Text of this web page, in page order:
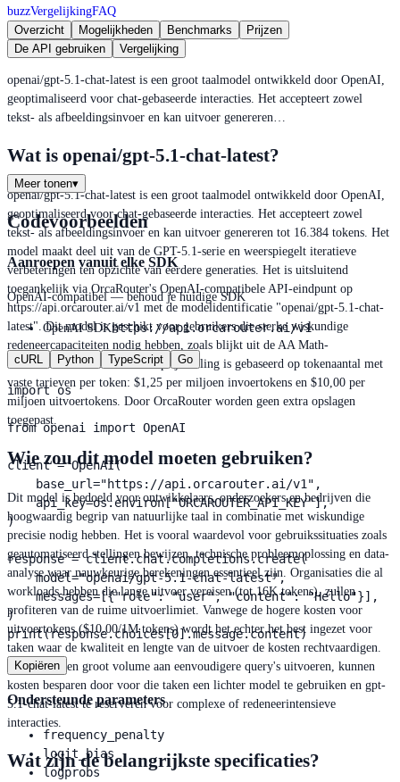
buzzVergelijkingFAQ
Overzicht
Mogelijkheden Benchmarks
Prijzen
De API gebruiken
Vergelijking
openai/gpt-5.1-chat-latest is een groot taalmodel ontwikkeld door OpenAI,
geoptimaliseerd voor chat-gebaseerde interacties. Het accepteert zowel
tekst- als afbeeldingsinvoer en kan uitvoer genereren…
Wat is openai/gpt-5.1-chat-latest?
openai/gpt-5.1-chat-latest is een groot taalmodel ontwikkeld door OpenAI,
geoptimaliseerd voor chat-gebaseerde interacties. Het accepteert zowel
tekst- als afbeeldingsinvoer en kan uitvoer genereren tot 16.384 tokens. Het
model maakt deel uit van de GPT-5.1-serie en weerspiegelt iteratieve
verbeteringen ten opzichte van eerdere generaties. Het is uitsluitend
toegankelijk via OrcaRouter's OpenAI-compatibele API-eindpunt op
https://api.orcarouter.ai/v1 met de modelidentificatie "openai/gpt-5.1-chat-
latest". Dit model is geschikt voor gebruikers die sterke wiskundige
redeneercapaciteiten nodig hebben, zoals blijkt uit de AA Math-
benchmarkscore van 94.0. De prijsstelling is gebaseerd op tokenaantal met
vaste tarieven per token: $1,25 per miljoen invoertokens en $10,00 per
miljoen uitvoertokens. Door OrcaRouter worden geen extra opslagen
toegepast.
Wie zou dit model moeten gebruiken?
Dit model is bedoeld voor ontwikkelaars, onderzoekers en bedrijven die
hoogwaardig begrip van natuurlijke taal in combinatie met wiskundige
precisie nodig hebben. Het is vooral waardevol voor gebruikssituaties zoals
geautomatiseerd stellingen bewijzen, technische probleemoplossing en data-
analyse waar nauwkeurige berekeningen essentieel zijn. Organisaties die al
workloads hebben die lange uitvoer vereisen (tot 16K tokens), zullen
profiteren van de ruime uitvoerlimiet. Vanwege de hogere kosten voor
uitvoertokens ($10.00/1M tokens) wordt het echter het best ingezet voor
taken waar de kwaliteit en lengte van de uitvoer de kosten rechtvaardigen.
Teams die een groot volume aan eenvoudigere query's uitvoeren, kunnen
kosten besparen door voor die taken een lichter model te gebruiken en gpt-
5.1-chat-latest te reserveren voor complexe of redeneerintensieve
interacties.
Wat zijn de belangrijkste specificaties?
Meer tonen▾
Codevoorbeelden
Aanroepen vanuit elke SDK
OpenAI-compatibel — behoud je huidige SDK
OpenAI SDKhttps://api.orcarouter.ai/v1
cURL Python TypeScript Go
import os
from openai import OpenAI
client = OpenAI(
    base_url="https://api.orcarouter.ai/v1",
    api_key=os.environ["ORCAROUTER_API_KEY"],
)
response = client.chat.completions.create(
    model="openai/gpt-5.1-chat-latest",
    messages=[{"role": "user", "content": "Hello"}],
)
print(response.choices[0].message.content)
Kopiëren
Ondersteunde parameters
frequency_penalty
logit_bias
logprobs